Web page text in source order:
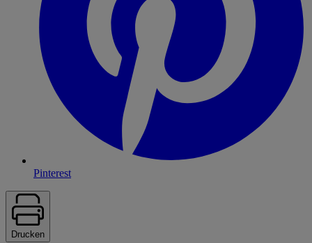
Pinterest
Drucken